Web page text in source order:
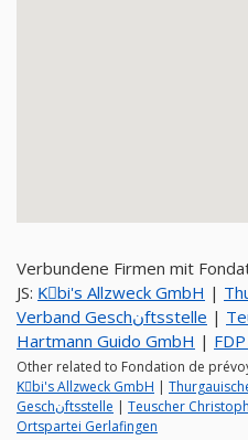
Verbundene Firmen mit
JS: Kِbi's Allzweck GmbH |
Verband Geschنftsstelle |
Hartmann Guido GmbH |
Other related to Fondation de
Kِbi's Allzweck GmbH |
Geschنftsstelle | Teuscher
Ortspartei Gerlafingen